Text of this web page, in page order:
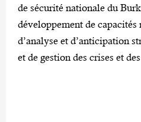
de sécurité nationale du
développement de capacités
d’analyse et d’anticipation
et de gestion des crises et